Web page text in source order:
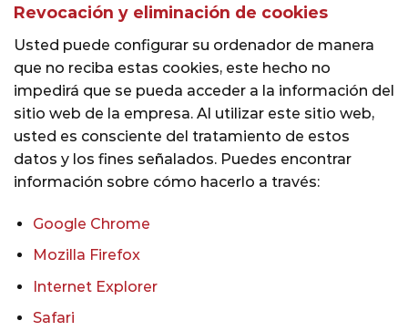
Revocación y eliminación de cookies
Usted puede configurar su ordenador de manera
que no reciba estas cookies, este hecho no
impedirá que se pueda acceder a la información del
sitio web de la empresa. Al utilizar este sitio web,
usted es consciente del tratamiento de estos
datos y los fines señalados. Puedes encontrar
información sobre cómo hacerlo a través:
Google Chrome
Mozilla Firefox
Internet Explorer
Safari